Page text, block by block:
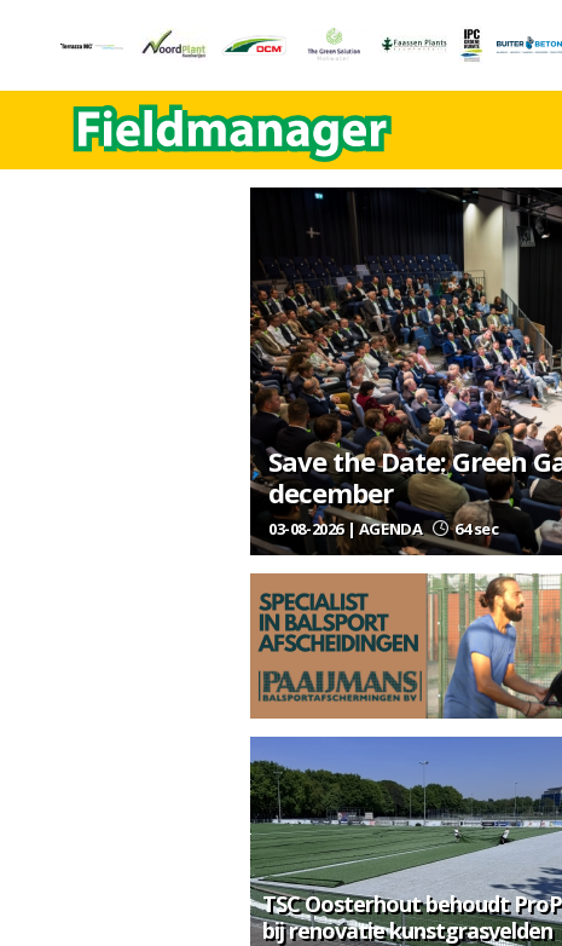
Save the Date: Green
december
03-08-2026 | AGENDA 64 sec
TSC Oosterhout behoudt
bij renovatie kunstgrasvelden